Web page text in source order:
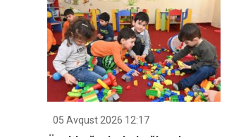
05 Avqust 2026 12:17